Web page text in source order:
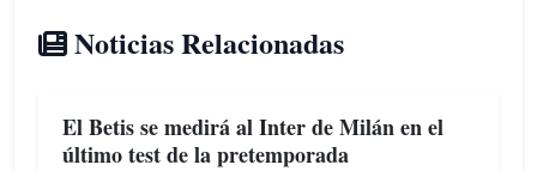
Noticias Relacionadas
El Betis se medirá al Inter de Milán en el
último test de la pretemporada